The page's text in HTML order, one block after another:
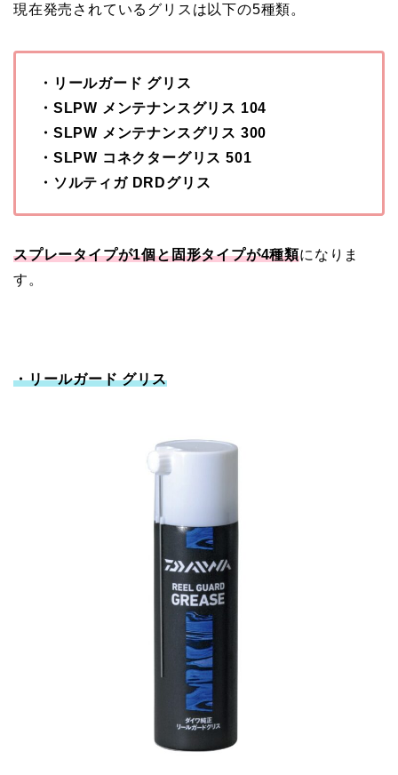
現在発売されているグリスは以下の5種類。
・リールガード グリス
・SLPW メンテナンスグリス 104
・SLPW メンテナンスグリス 300
・SLPW コネクターグリス 501
・ソルティガ DRDグリス
スプレータイプが1個と固形タイプが4種類になりま
す。
・リールガード グリス